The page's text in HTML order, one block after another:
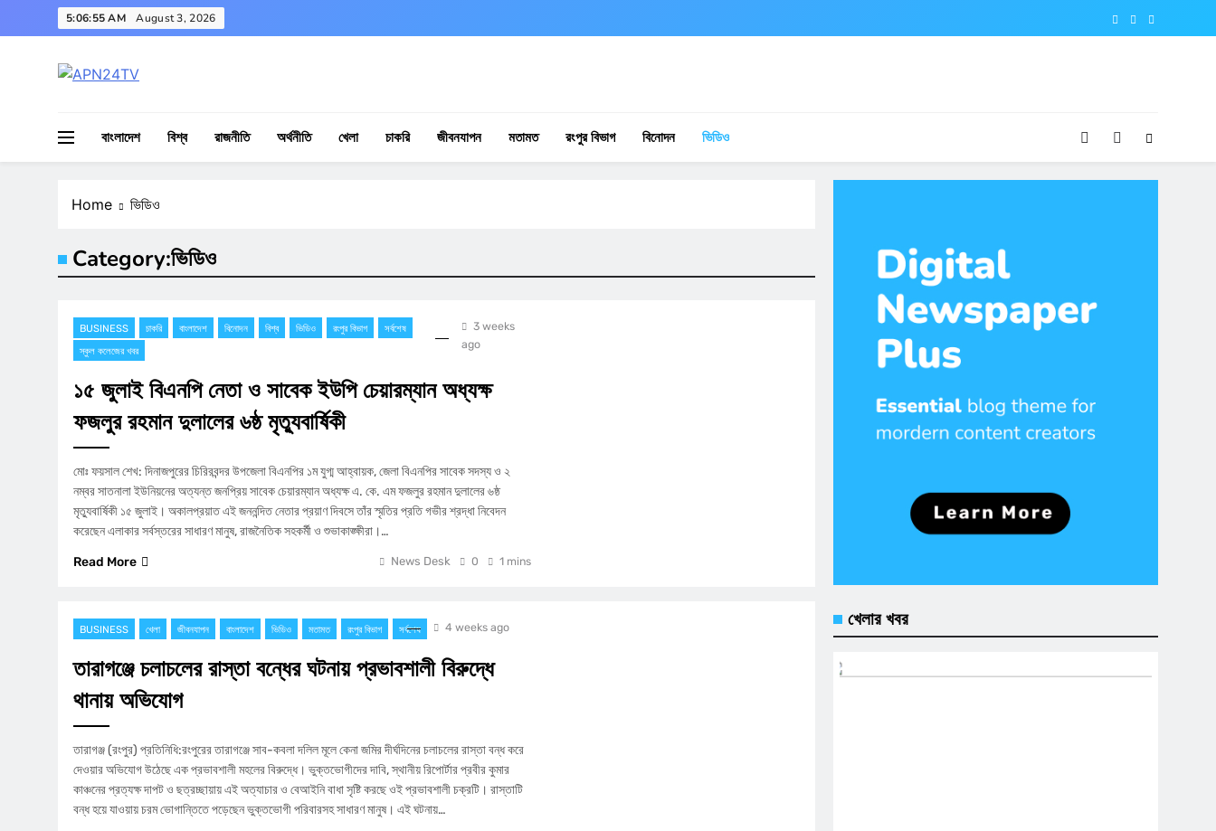
to
5:06:56 AM August 3, 2026
বাংলাদেশ বিশ্ব রাজনীতি অর্থনীতি খেলা চাকরি জীবনযাপন মতামত রংপুর বিভাগ বিনোদন ভিডিও
Home ভিডিও
Category:ভিডিও
BUSINESS চাকরি বাংলাদেশ বিনোদন বিশ্ব ভিডিও রংপুর বিভাগ
সর্বশেষ
স্কুল কলেজের খবর
3 weeks
ago
১৫ জুলাই বিএনপি নেতা ও সাবেক ইউপি চেয়ারম্যান অধ্যক্ষ
ফজলুর রহমান দুলালের ৬ষ্ঠ মৃত্যুবার্ষিকী
মোঃ ফয়সাল শেখ: দিনাজপুরের চিরিরবন্দর উপজেলা বিএনপির ১ম যুগ্ম আহ্বায়ক, জেলা বিএনপির সাবেক সদস্য ও ২
নম্বর সাতনালা ইউনিয়নের অত্যন্ত জনপ্রিয় সাবেক চেয়ারম্যান অধ্যক্ষ এ. কে. এম ফজলুর রহমান দুলালের ৬ষ্ঠ
মৃত্যুবার্ষিকী ১৫ জুলাই। অকালপ্রয়াত এই জননন্দিত নেতার প্রয়াণ দিবসে তাঁর স্মৃতির প্রতি গভীর শ্রদ্ধা নিবেদন
করেছেন এলাকার সর্বস্তরের সাধারণ মানুষ, রাজনৈতিক সহকর্মী ও শুভাকাঙ্ক্ষীরা।…
Read More
News Desk 0 1 mins
BUSINESS খেলা জীবনযাপন বাংলাদেশ ভিডিও মতামত রংপুর বিভাগ সর্বশেষ 4 weeks ago
তারাগঞ্জে চলাচলের রাস্তা বন্ধের ঘটনায় প্রভাবশালী বিরুদ্ধে
থানায় অভিযোগ
​তারাগঞ্জ (রংপুর) প্রতিনিধি:রংপুরের তারাগঞ্জে সাব-কবলা দলিল মূলে কেনা জমির দীর্ঘদিনের চলাচলের রাস্তা বন্ধ করে
দেওয়ার অভিযোগ উঠেছে এক প্রভাবশালী মহলের বিরুদ্ধে। ভুক্তভোগীদের দাবি, স্থানীয় রিপোর্টার প্রবীর কুমার
কাঞ্চনের প্রত্যক্ষ দাপট ও ছত্রচ্ছায়ায় এই অত্যাচার ও বেআইনি বাধা সৃষ্টি করছে ওই প্রভাবশালী চক্রটি। রাস্তাটি
বন্ধ হয়ে যাওয়ায় চরম ভোগান্তিতে পড়েছেন ভুক্তভোগী পরিবারসহ সাধারণ মানুষ। এই ঘটনায়…
খেলার খবর